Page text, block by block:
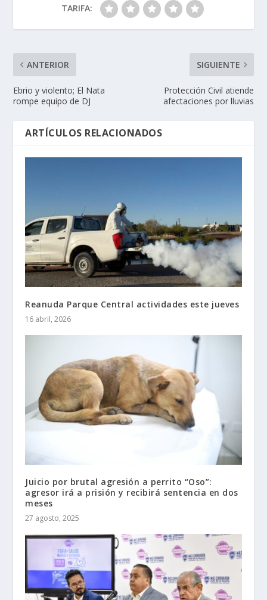
TARIFA:
ANTERIOR
Ebrio y violento; El Nata
rompe equipo de DJ
SIGUIENTE
Protección Civil atiende
afectaciones por lluvias
ARTÍCULOS RELACIONADOS
Reanuda Parque Central actividades este jueves
16 abril, 2026
Juicio por brutal agresión a perrito “Oso”:
agresor irá a prisión y recibirá sentencia en dos
meses
27 agosto, 2025